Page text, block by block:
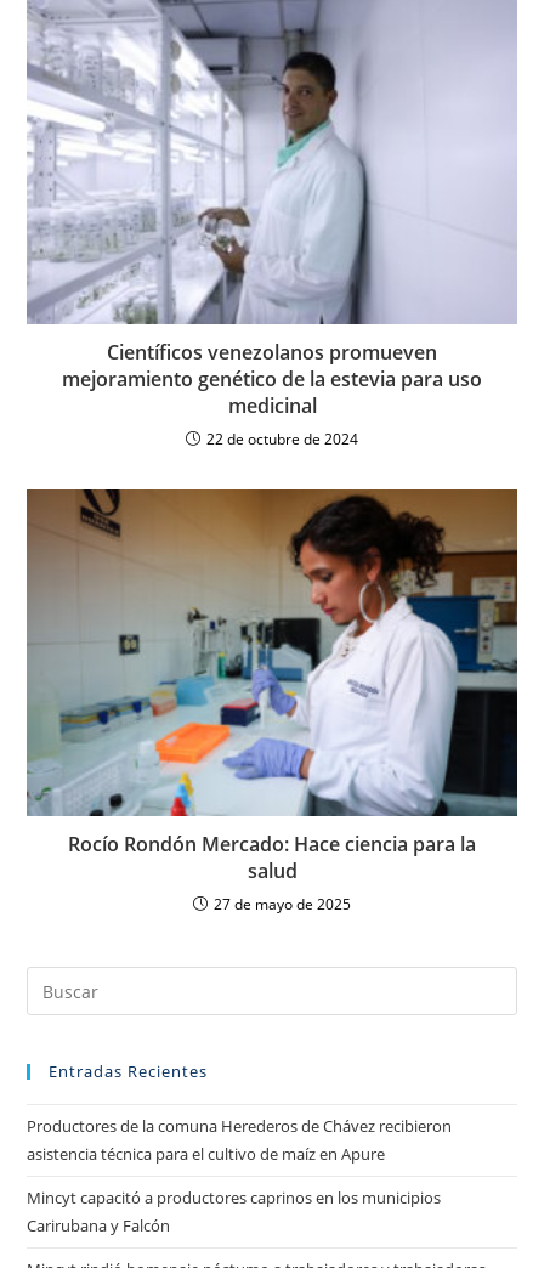
Científicos venezolanos promueven
mejoramiento genético de la estevia para uso
medicinal
22 de octubre de 2024
Rocío Rondón Mercado: Hace ciencia para la
salud
27 de mayo de 2025
Entradas Recientes
Productores de la comuna Herederos de Chávez recibieron
asistencia técnica para el cultivo de maíz en Apure
Mincyt capacitó a productores caprinos en los municipios
Carirubana y Falcón